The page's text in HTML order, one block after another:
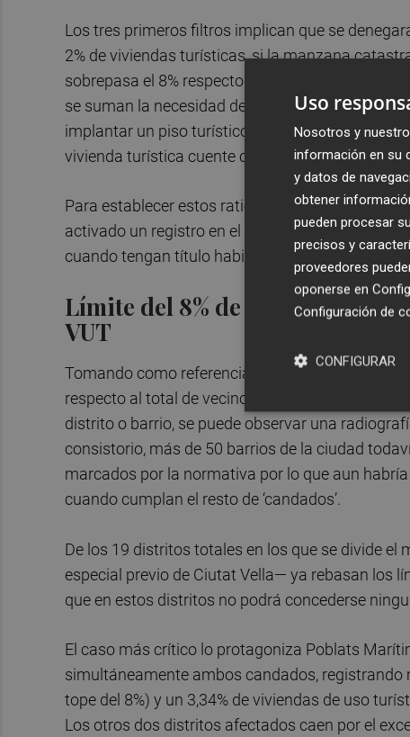
Los tres primeros filtros implican que se
2% de viviendas turísticas, si la manzana
sobrepasa el 8% respecto a los vecinos
se suman la necesidad de obtener el permiso de
implantar un piso turístico -requisito que
vivienda turística cuente con acceso
Para establecer estos ratios de saturación
activado un registro en el que se pueden
cuando tengan título habilitante municipal- es
Límite del 8% de plazas
VUT
Tomando como referencia dos de los principales
respecto al total de vecinos empadronados y
distrito o barrio, se puede observar una
consistorio, más de 50 barrios de la ciudad
marcados por la normativa por lo que aun
cuando cumplan el resto de ‘candados’.
De los 19 distritos totales en los que se divide
especial previo de Ciutat Vella— ya rebasan los
que en estos distritos no podrá concederse
El caso más crítico lo protagoniza Poblats
simultáneamente ambos candados, registrando
tope del 8%) y un 3,34% de viviendas de uso
Los otros dos distritos afectados caen por el
Uso
Nosotros y
información en su
y datos de
obtener
pueden procesar
precisos y
proveedores
oponerse en
Configuración de
CONFIGURAR